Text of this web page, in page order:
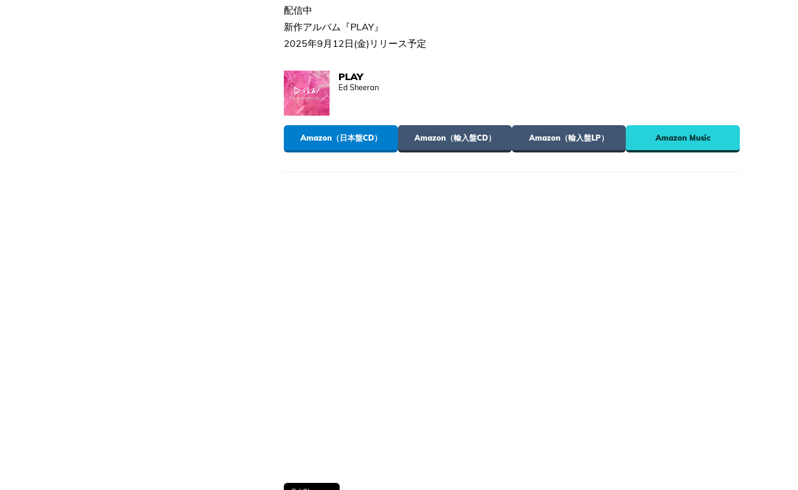
配信中
新作アルバム『PLAY』
2025年9月12日(金)リリース予定
PLAY
Ed Sheeran
Amazon（日本盤CD） Amazon（輸入盤CD） Amazon（輸入盤LP） Amazon Music